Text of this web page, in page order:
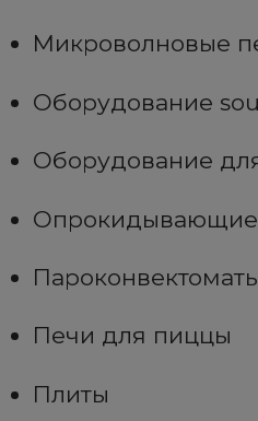
Микроволновые
Оборудование
Оборудование
Печи для пиццы
Плиты